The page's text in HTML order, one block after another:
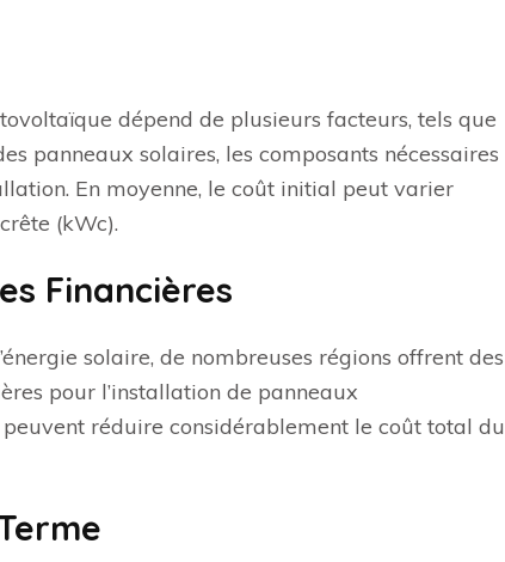
dépend de plusieurs facteurs, tels que
panneaux solaires, les composants nécessaires
En moyenne, le coût initial peut varier
(kWc).
Financières
solaire, de nombreuses régions offrent des
pour l’installation de panneaux
réduire considérablement le coût total du